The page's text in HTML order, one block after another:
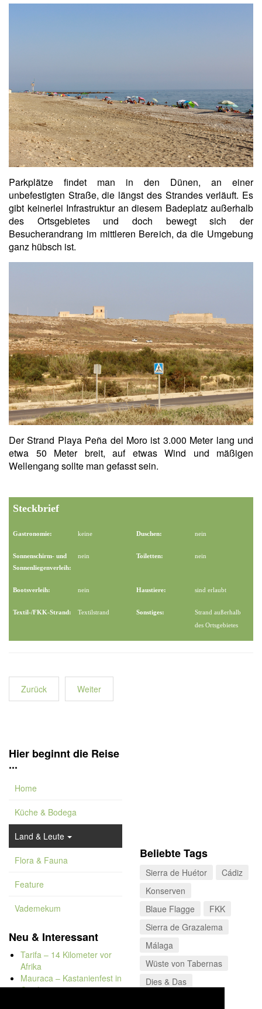
Parkplätze findet man in den Dünen, an einer
unbefestigten Straße, die längst des Strandes verläuft. Es
gibt keinerlei Infrastruktur an diesem Badeplatz außerhalb
des Ortsgebietes und doch bewegt sich der
Besucherandrang im mittleren Bereich, da die Umgebung
ganz hübsch ist.
Der Strand Playa Peña del Moro ist 3.000 Meter lang und
etwa 50 Meter breit, auf etwas Wind und mäßigen
Wellengang sollte man gefasst sein.
Steckbrief
Gastronomie: keine Duschen: nein
Sonnenschirm- und
Sonnenliegenverleih:
nein Toiletten: nein
Bootsverleih: nein Haustiere: sind erlaubt
Textil-/FKK-Strand: Textilstrand Sonstiges:
Strand außerhalb
des Ortsgebietes
Zurück Weiter
Hier beginnt die Reise
...
Home
Küche & Bodega
Land & Leute
Flora & Fauna
Feature
Vademekum
Neu & Interessant
Tarifa – 14 Kilometer vor
Afrika
Mauraca – Kastanienfest in
Capileira
Beliebte Tags
Sierra de Huétor
Cádiz
Konserven
Blaue Flagge
FKK
Sierra de Grazalema
Málaga
Wüste von Tabernas
Dies & Das